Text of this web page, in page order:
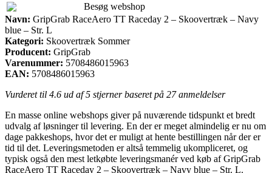
Besøg webshop
Navn: GripGrab RaceAero TT Raceday 2 – Skoovertræk – Navy
blue – Str. L
Kategori: Skoovertræk Sommer
Producent: GripGrab
Varenummer: 5708486015963
EAN: 5708486015963
Vurderet til 4.6 ud af 5 stjerner baseret på 27anmeldelser
En masse online webshops giver på nuværende tidspunkt et bredt
udvalg af løsninger til levering. En der er meget almindelig er nu om
dage pakkeshops, hvor det er muligt at hente bestillingen når der er
tid til det. Leveringsmetoden er altså temmelig ukompliceret, og
typisk også den mest letkøbte leveringsmanér ved køb af GripGrab
RaceAero TT Raceday 2 – Skoovertræk – Navy blue – Str. L.